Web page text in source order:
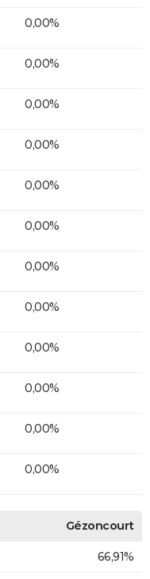
0,00%
0,00%
0,00%
0,00%
0,00%
0,00%
0,00%
0,00%
0,00%
0,00%
0,00%
0,00%
Gézoncourt
66,91%